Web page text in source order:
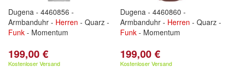
Dugena - 4460856 -
Armbanduhr - Herren - Quarz -
Funk - Momentum
199,00 €
Kostenloser Versand
Dugena - 4460860 -
Armbanduhr - Herren - Quarz -
Funk - Momentum
199,00 €
Kostenloser Versand